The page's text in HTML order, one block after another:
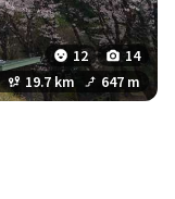
12
14
19.7 km 647 m